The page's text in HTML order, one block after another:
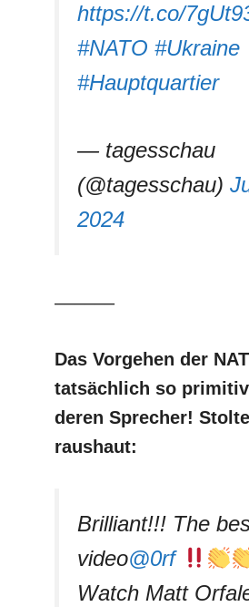
https://t.co/
#NATO #Ukraine
#Hauptquartier
— tagesschau
(@tagesschau)
2024
––––––
Das Vorgehen der
tatsächlich so primitiv
deren Sprecher!
raushaut:
Brilliant!!! The
video@0rf
Watch Matt